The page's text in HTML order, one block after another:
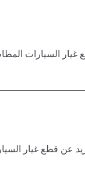
غيار السيارات
عن قطع غيار